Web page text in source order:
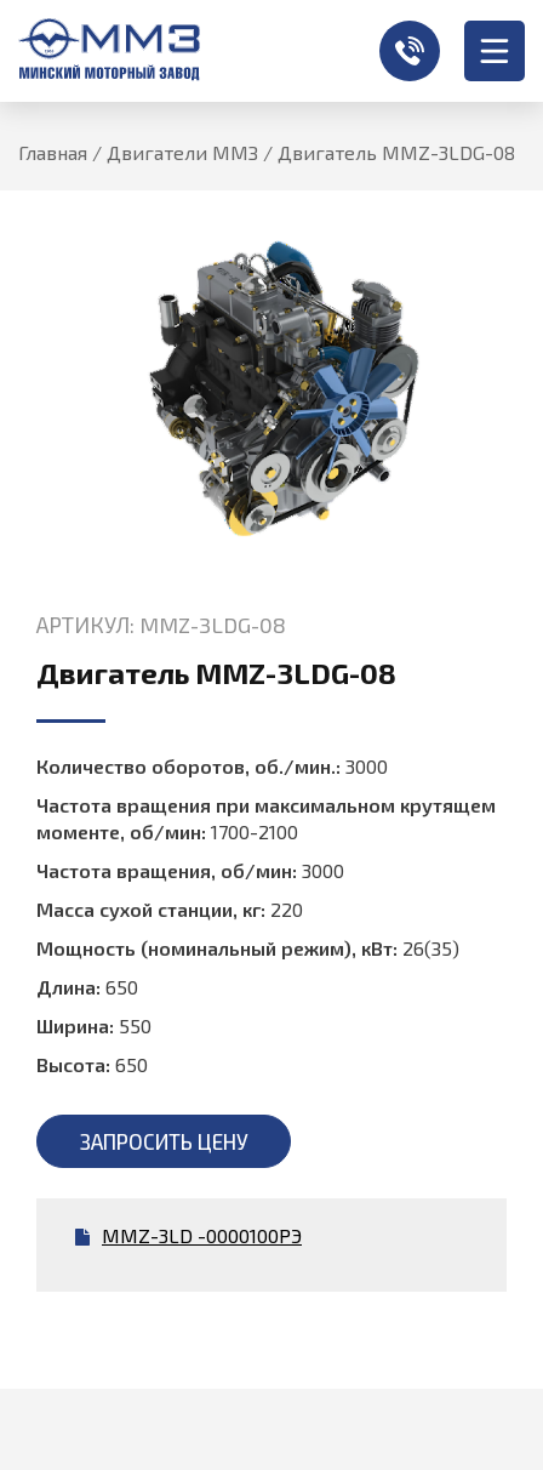
Главная / Двигатели ММЗ / Двигатель MMZ-3LDG-08
АРТИКУЛ: MMZ-3LDG-08
Двигатель MMZ-3LDG-08
Количество оборотов, об./мин.: 3000
Частота вращения при максимальном крутящем
моменте, об/мин: 1700-2100
Частота вращения, об/мин: 3000
Масса сухой станции, кг: 220
Мощность (номинальный режим), кВт: 26(З5)
Длина: 650
Ширина: 550
Высота: 650
ЗАПРОСИТЬ ЦЕНУ
MMZ-3LD -0000100РЭ